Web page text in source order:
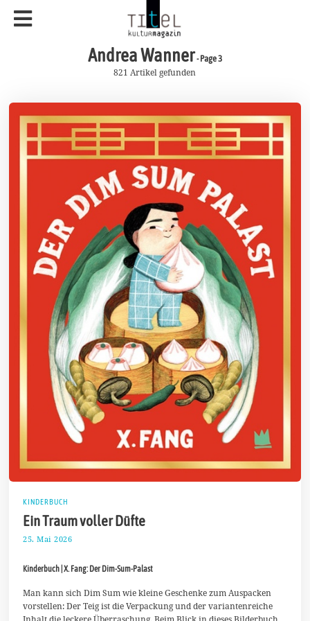
Andrea Wanner- Page 3
821 Artikel gefunden
KINDERBUCH
Ein Traum voller Düfte
25. Mai 2026
u
i
0
Kinderbuch | X. Fang: Der Dim-Sum-Palast
Man kann sich Dim Sum wie kleine Geschenke zum Auspacken
vorstellen: Der Teig ist die Verpackung und der variantenreiche